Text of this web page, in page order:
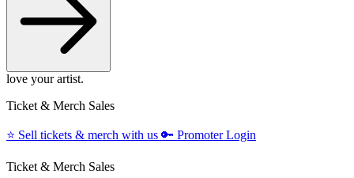
love your artist.
Ticket & Merch Sales
⭐️ Sell tickets & merch with us 🔑 Promoter Login
Ticket & Merch Sales